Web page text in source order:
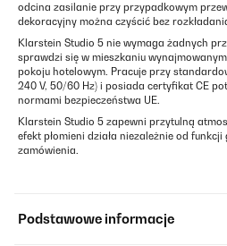
odcina zasilanie przy przypadkowym
dekoracyjny można czyścić bez
Klarstein Studio 5 nie wymaga żadnych
sprawdzi się w mieszkaniu
pokoju hotelowym. Pracuje przy
240 V, 50/60 Hz) i posiada certyfikat CE
normami bezpieczeństwa UE.
Klarstein Studio 5 zapewni przytulną
efekt płomieni działa niezależnie od
zamówienia.
Podstawowe informacje